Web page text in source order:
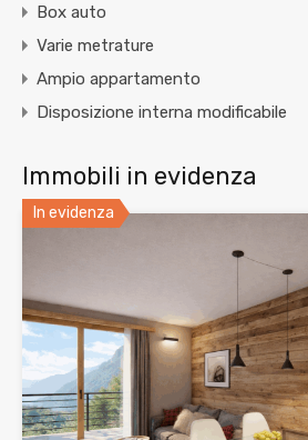
Box auto
Varie metrature
Ampio appartamento
Disposizione interna modificabile
Immobili in evidenza
In evidenza